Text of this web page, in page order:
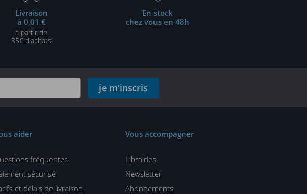
Livraison
à 0,01 €
à partir de
35€ d'achats
En stock
chez vous en 48h
je m'inscris
aider
fréquentes
sécurisé
et délais de livraison
Vous accompagner
Librairies
Newsletter
Abonnements